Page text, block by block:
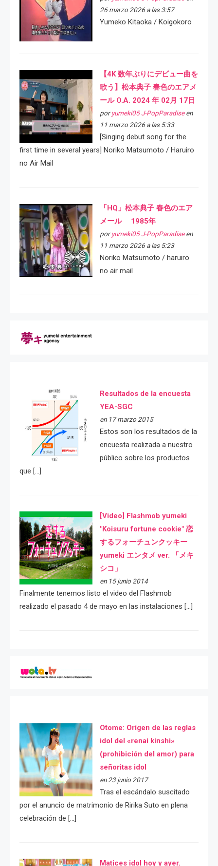
26 marzo 2026 a las 3:57
Yumeko Kitaoka / Koigokoro
【4K 数年ぶりにデビュー曲を
歌う】松本典子 春色のエアメ
ール O.A. 2024 年 02月 17日
por yumeki05 J-PopParadiseen
11 marzo 2026 a las 5:33
[Singing debut song for the
first time in several years] Noriko Matsumoto / Haruiro
no Air Mail
「HQ」松本典子 春色のエア
メール 1985年
por yumeki05 J-PopParadiseen
11 marzo 2026 a las 5:23
Noriko Matsumoto / haruiro
no air mail
Resultados de la encuesta
YEA-SGC
en 17 marzo 2015
Estos son los resultados de la
encuesta realizada a nuestro
público sobre los productos
que […]
[Video] Flashmob yumeki
"Koisuru fortune cookie" 恋
するフォーチュンクッキー
yumeki エンタメ ver. 「メキ
シコ」
en 15 junio 2014
Finalmente tenemos listo el video del Flashmob
realizado el pasado 4 de mayo en las instalaciones […]
Otome: Orígen de las reglas
idol del «renai kinshi»
(prohibición del amor) para
señoritas idol
en 23 junio 2017
Tras el escándalo suscitado
por el anuncio de matrimonio de Ririka Suto en plena
celebración de […]
Matices idol hoy y ayer.